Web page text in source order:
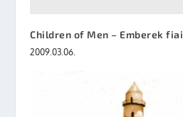
Children of Men – Emberek fiai
2009.03.06.